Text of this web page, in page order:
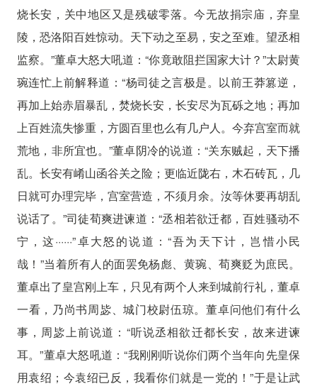
烧长安，关中地区又是残破零落。今无故捐宗庙，弃皇
陵，恐洛阳百姓惊动。天下动之至易，安之至难。望丞相
监察。”董卓大怒大吼道：“你竟敢阻拦国家大计？”太尉黄
琬连忙上前解释道：“杨司徒之言极是。以前王莽篡逆，
再加上始赤眉暴乱，焚烧长安，长安尽为瓦砾之地；再加
上百姓流失惨重，方圆百里也么有几户人。今弃宫室而就
荒地，非所宜也。”董卓阴冷的说道：“关东贼起，天下播
乱。长安有崤山函谷关之险；更临近陇右，木石砖瓦，几
日就可办理完毕，宫室营造，不须月余。汝等休要再胡乱
说话了。”司徒荀爽进谏道：“丞相若欲迁都，百姓骚动不
宁，这······”卓大怒的说道：“吾为天下计，岂惜小民
哉！”当着所有人的面罢免杨彪、黄琬、荀爽贬为庶民。
董卓出了皇宫刚上车，只见有两个人来到城前行礼，董卓
一看，乃尚书周毖、城门校尉伍琼。董卓问他们有什么
事，周毖上前说道：“听说丞相欲迁都长安，故来进谏
耳。”董卓大怒吼道：“我刚刚听说你们两个当年向先皇保
用袁绍；今袁绍已反，我看你们就是一党的！”于是让武